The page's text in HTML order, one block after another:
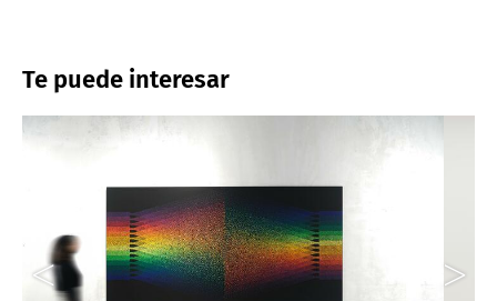
Te puede interesar